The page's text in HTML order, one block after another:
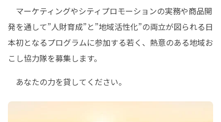
マーケティングやシティプロモーションの実務や商品開
発を通して”人財育成”と”地域活性化”の両立が図られる日
本初となるプログラムに参加する若く、熱意のある地域お
こし協力隊を募集します。
あなたの力を貸してください。